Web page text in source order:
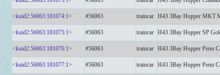
<kuid2:56063:181074:1> #56063 traincar H43 3Bay Hopper MKT
<kuid2:56063:181075:1> #56063 traincar H43 3Bay Hopper SP
<kuid2:56063:181076:1> #56063 traincar H43 3Bay Hopper Penn
<kuid2:56063:181077:1> #56063 traincar H43 3Bay Hopper Penn